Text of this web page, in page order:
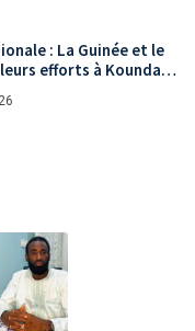
: La Guinée et le
efforts à Koundara